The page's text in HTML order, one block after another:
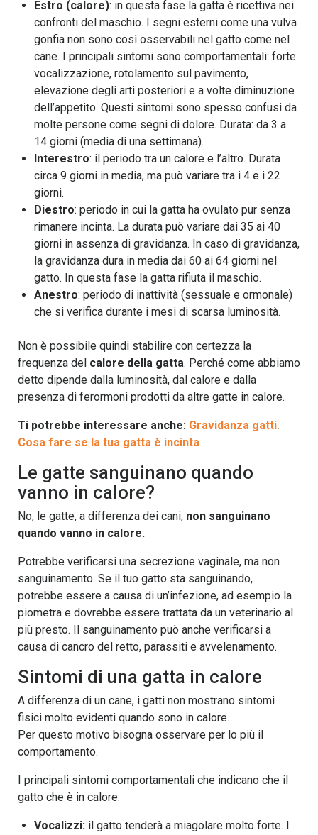
Estro (calore): in questa fase la gatta è ricettiva nei
confronti del maschio. I segni esterni come una vulva
gonfia non sono così osservabili nel gatto come nel
cane. I principali sintomi sono comportamentali: forte
vocalizzazione, rotolamento sul pavimento,
elevazione degli arti posteriori e a volte diminuzione
dell’appetito. Questi sintomi sono spesso confusi da
molte persone come segni di dolore. Durata: da 3 a
14 giorni (media di una settimana).
Interestro: il periodo tra un calore e l’altro. Durata
circa 9 giorni in media, ma può variare tra i 4 e i 22
giorni.
Diestro: periodo in cui la gatta ha ovulato pur senza
rimanere incinta. La durata può variare dai 35 ai 40
giorni in assenza di gravidanza. In caso di gravidanza,
la gravidanza dura in media dai 60 ai 64 giorni nel
gatto. In questa fase la gatta rifiuta il maschio.
Anestro: periodo di inattività (sessuale e ormonale)
che si verifica durante i mesi di scarsa luminosità.
Non è possibile quindi stabilire con certezza la
frequenza del calore della gatta. Perché come abbiamo
detto dipende dalla luminosità, dal calore e dalla
presenza di ferormoni prodotti da altre gatte in calore.
Ti potrebbe interessare anche: Gravidanza gatti.
Cosa fare se la tua gatta è incinta
Le gatte sanguinano quando
vanno in calore?
No, le gatte, a differenza dei cani, non sanguinano
quando vanno in calore.
Potrebbe verificarsi una secrezione vaginale, ma non
sanguinamento. Se il tuo gatto sta sanguinando,
potrebbe essere a causa di un’infezione, ad esempio la
piometra e dovrebbe essere trattata da un veterinario al
più presto. Il sanguinamento può anche verificarsi a
causa di cancro del retto, parassiti e avvelenamento.
Sintomi di una gatta in calore
A differenza di un cane, i gatti non mostrano sintomi
fisici molto evidenti quando sono in calore.
Per questo motivo bisogna osservare per lo più il
comportamento.
I principali sintomi comportamentali che indicano che il
gatto che è in calore:
Vocalizzi: il gatto tenderà a miagolare molto forte. I